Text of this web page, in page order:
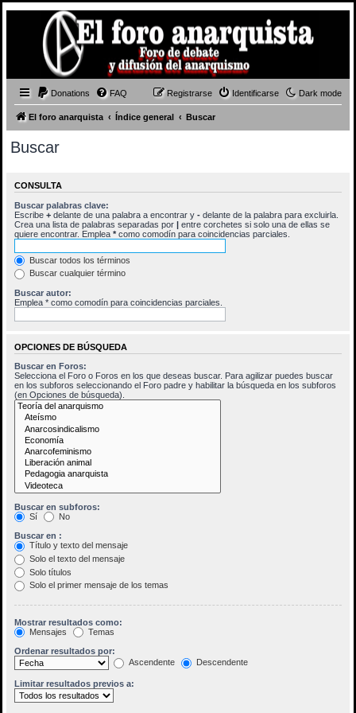
Dark mode
Donations FAQ Identificarse
Registrarse
El foro anarquista Índice general Buscar
Buscar
CONSULTA
Buscar palabras clave:
Escribe + delante de una palabra a encontrar y - delante de la palabra para excluirla.
Crea una lista de palabras separadas por | entre corchetes si solo una de ellas se
quiere encontrar. Emplea * como comodín para coincidencias parciales.
Buscar todos los términos
Buscar cualquier término
Buscar autor:
Emplea * como comodín para coincidencias parciales.
OPCIONES DE BÚSQUEDA
Buscar en Foros:
Selecciona el Foro o Foros en los que deseas buscar. Para agilizar puedes buscar
en los subforos seleccionando el Foro padre y habilitar la búsqueda en los subforos
(en Opciones de búsqueda).
Buscar en subforos:
Sí
No
Buscar en :
Título y texto del mensaje
Solo el texto del mensaje
Solo títulos
Solo el primer mensaje de los temas
Mostrar resultados como:
Mensajes
Temas
Ordenar resultados por:
Ascendente
Descendente
Limitar resultados previos a: